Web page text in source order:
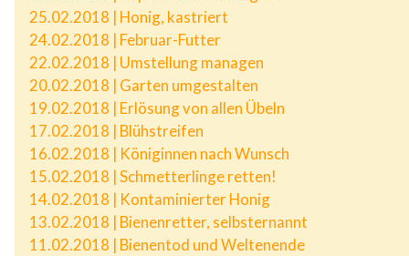
25.02.2018 | Honig, kastriert
24.02.2018 | Februar-Futter
22.02.2018 | Umstellung managen
20.02.2018 | Garten umgestalten
19.02.2018 | Erlösung von allen Übeln
17.02.2018 | Blühstreifen
16.02.2018 | Königinnen nach Wunsch
15.02.2018 | Schmetterlinge retten!
14.02.2018 | Kontaminierter Honig
13.02.2018 | Bienenretter, selbsternannt
11.02.2018 | Bienentod und Weltenende